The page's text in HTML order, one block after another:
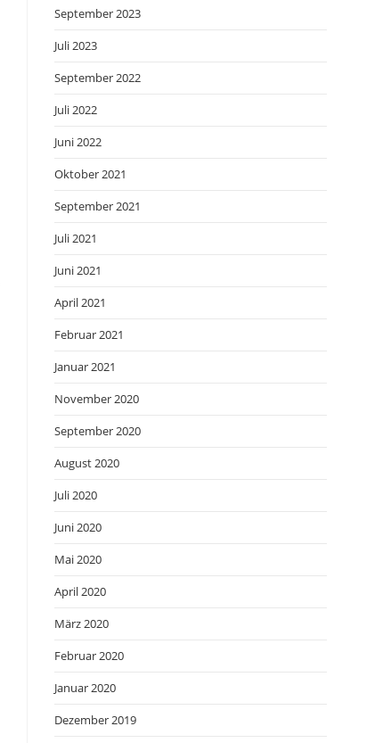
September 2023
Juli 2023
September 2022
Juli 2022
Juni 2022
Oktober 2021
September 2021
Juli 2021
Juni 2021
April 2021
Februar 2021
Januar 2021
November 2020
September 2020
August 2020
Juli 2020
Juni 2020
Mai 2020
April 2020
März 2020
Februar 2020
Januar 2020
Dezember 2019